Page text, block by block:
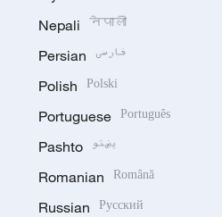
Nepali नेपाली
Persian فارسی
Polish Polski
Portuguese Português
Pashto پښتو
Romanian Română
Russian Русский